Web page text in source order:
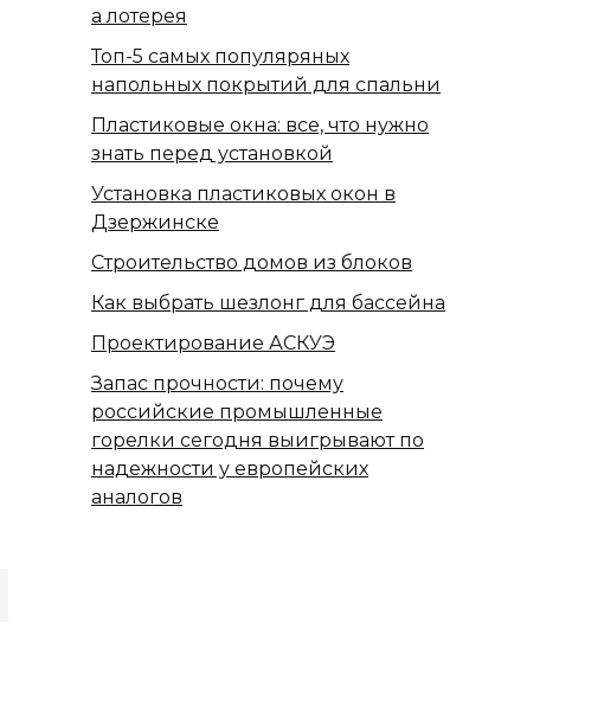
а лотерея
Топ-5 самых популяряных
напольных покрытий для спальни
Пластиковые окна: все, что нужно
знать перед установкой
Установка пластиковых окон в
Дзержинске
Строительство домов из блоков
Как выбрать шезлонг для бассейна
Проектирование АСКУЭ
Запас прочности: почему
российские промышленные
горелки сегодня выигрывают по
надежности у европейских
аналогов